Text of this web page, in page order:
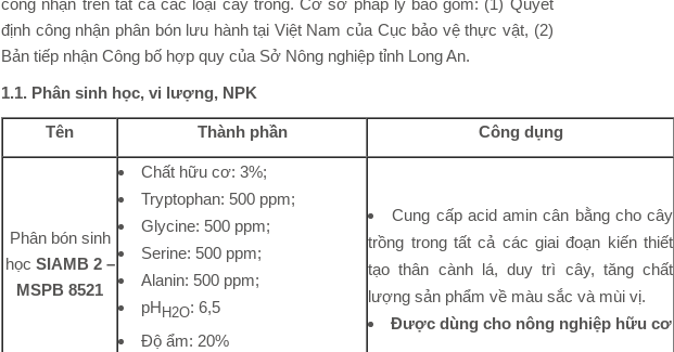
công nhận trên tất cả các loại cây trồng. Cơ sở pháp lý bao gồm: (1) Quyết
định công nhận phân bón lưu hành tại Việt Nam của Cục bảo vệ thực vật, (2)
Bản tiếp nhận Công bố hợp quy của Sở Nông nghiệp tỉnh Long An.
1.1. Phân sinh học, vi lượng, NPK
Tên Thành phần Công dụng
Phân bón sinh
học SIAMB 2 –
MSPB 8521
Chất hữu cơ: 3%;
Tryptophan: 500 ppm;
Glycine: 500 ppm;
Serine: 500 ppm;
Alanin: 500 ppm;
pH H2O: 6,5
Độ ẩm: 20%
Cung cấp acid amin cân bằng cho cây
trồng trong tất cả các giai đoạn kiến thiết
tạo thân cành lá, duy trì cây, tăng chất
lượng sản phẩm về màu sắc và mùi vị.
Được dùng cho nông nghiệp hữu cơ